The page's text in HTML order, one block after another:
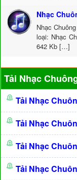
Nhạc
Nhạc
loại: Nhạc
642 Kb […]
Tải Nhạc
Tải Nhạc
Tải Nhạc
Tải Nhạc
Tải Nhạc